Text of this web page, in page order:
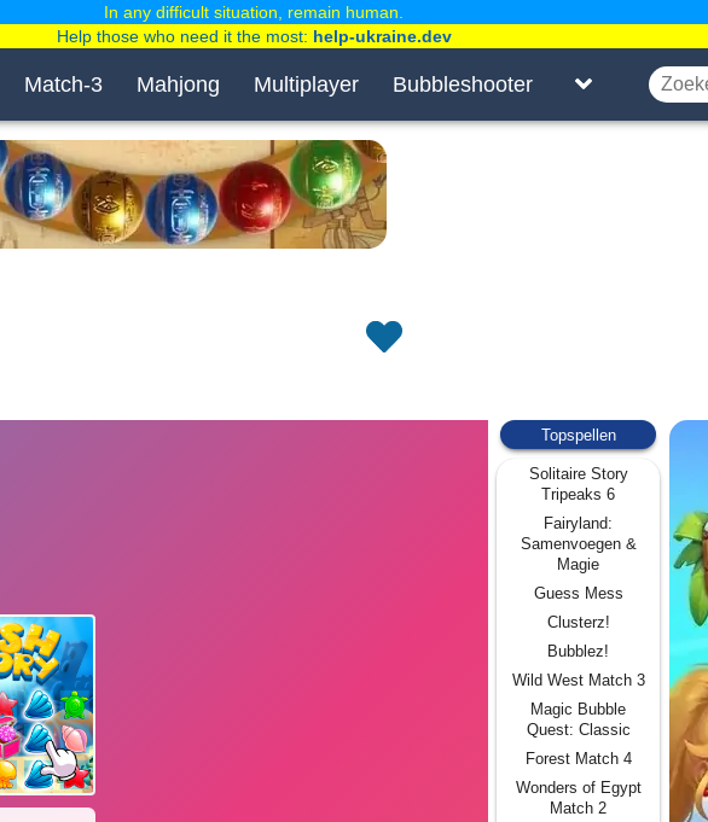
Match-3 Mahjong Multiplayer Bubbleshooter
Topspellen
Solitaire Story
Tripeaks 6
Fairyland:
Samenvoegen &
Magie
Guess Mess
Clusterz!
Bubblez!
Wild West Match 3
Magic Bubble
Quest: Classic
Forest Match 4
Wonders of Egypt
Match 2
In any difficult situation, remain human.
Help those who need it the most: help-ukraine.dev